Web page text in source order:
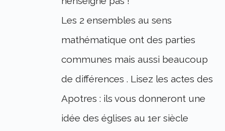
Les 2 ensembles au sens
mathématique ont des parties
communes mais aussi beaucoup
de différences . Lisez les actes des
Apotres : ils vous donneront une
idée des églises au 1er siècle